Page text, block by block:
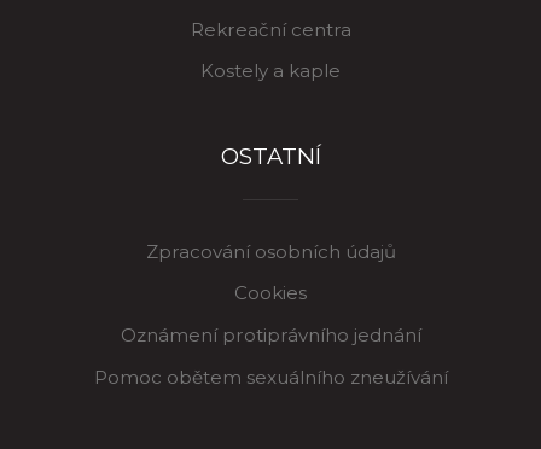
Rekreační centra
Kostely a kaple
OSTATNÍ
Zpracování osobních údajů
Cookies
Oznámení protiprávního jednání
Pomoc obětem sexuálního zneužívání